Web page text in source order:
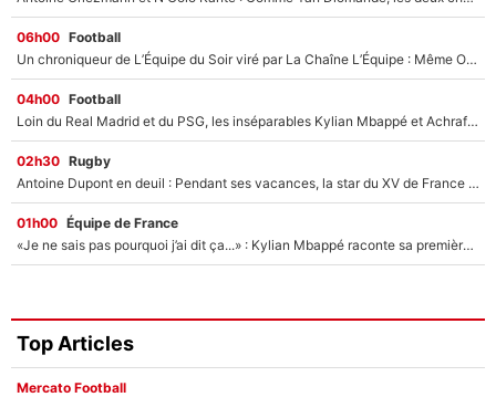
06h00 Football
Un chroniqueur de L’Équipe du Soir viré par La Chaîne L’Équipe : Même Olivier Ménard n’avait pas pu empêcher son départ, «je l’ai appris sur Twitter, je l’ai vécu assez mal»
04h00 Football
Loin du Real Madrid et du PSG, les inséparables Kylian Mbappé et Achraf Hakimi changent d'équipe le temps d'une journée !
02h30 Rugby
Antoine Dupont en deuil : Pendant ses vacances, la star du XV de France a perdu sa grand-mère
01h00 Équipe de France
«Je ne sais pas pourquoi j’ai dit ça...» : Kylian Mbappé raconte sa première rencontre avec Zinédine Zidane (et c’est très drôle)
Top Articles
Mercato Football